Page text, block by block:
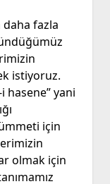
daha fazla
istiyoruz.
i hasene” yani
için
olmak için